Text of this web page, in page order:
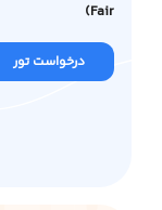
Fair)
درخواست تور